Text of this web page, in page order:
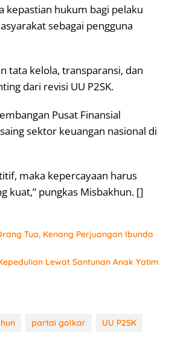
kepastian hukum bagi pelaku
sebagai pengguna
tata kelola, transparansi, dan
dari revisi UU P2SK.
Pusat Finansial
sektor keuangan nasional di
maka kepercayaan harus
kuat,” pungkas Misbakhun. []
Tua, Kenang Perjuangan Ibunda
Lewat Santunan Anak Yatim
partai golkar UU P2SK